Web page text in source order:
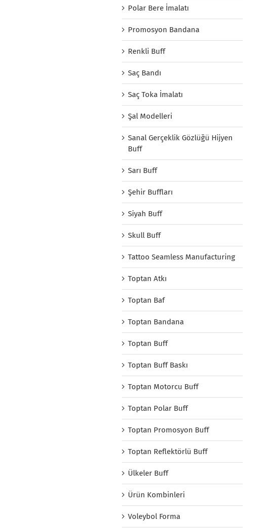
Polar Bere İmalatı
Promosyon Bandana
Renkli Buff
Saç Bandı
Saç Toka İmalatı
Şal Modelleri
Sanal Gerçeklik Gözlüğü Hijyen
Buff
Sarı Buff
Şehir Buffları
Siyah Buff
Skull Buff
Tattoo Seamless Manufacturing
Toptan Atkı
Toptan Baf
Toptan Bandana
Toptan Buff
Toptan Buff Baskı
Toptan Motorcu Buff
Toptan Polar Buff
Toptan Promosyon Buff
Toptan Reflektörlü Buff
Ülkeler Buff
Ürün Kombinleri
Voleybol Forma